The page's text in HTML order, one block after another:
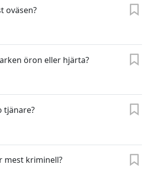
oväsen?
öron eller hjärta?
tjänare?
mest kriminell?